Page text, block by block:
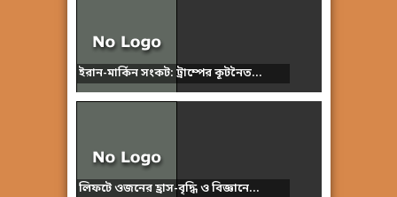
ইরান-মার্কিন সংকট: ট্রাম্পের কূটনৈত...
লিফটে ওজনের হ্রাস-বৃদ্ধি ও বিজ্ঞানে...